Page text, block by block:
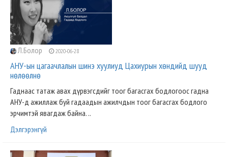
Л.Болор 2020-06-28
АНУ-ын цагаачлалын шинэ хуулиуд Цахиурын хөндийд шууд
нөлөөлнө
Гаднаас татаж авах дүрвэгсдийг тоог багасгах бодлогоос гадна
АНУ-д ажиллаж буй гадаадын ажилчдын тоог багасгах бодлого
эрчимтэй явагдаж байна. ..
Дэлгэрэнгүй